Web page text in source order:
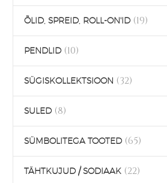
ÕLID, SPREID, ROLL-ON'ID (19)
PENDLID (10)
SÜGISKOLLEKTSIOON (32)
SULED (8)
SÜMBOLITEGA TOOTED (65)
TÄHTKUJUD / SODIAAK (22)